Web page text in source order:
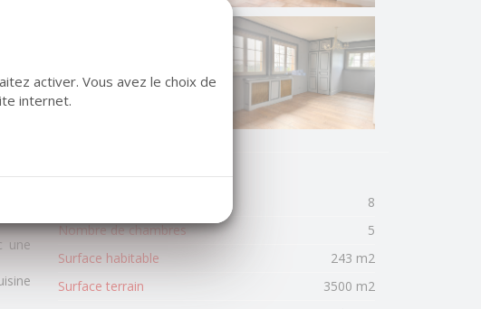
une
8
Nombre de chambres
5
Surface habitable
243 m2
Surface terrain
3500 m2
activer. Vous avez le choix de
internet.